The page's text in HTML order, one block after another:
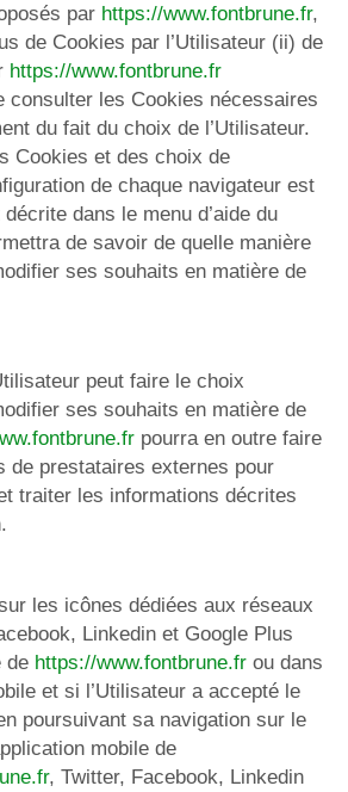
par https://www.fontbrune.fr,
de Cookies par l’Utilisateur (ii) de
https://www.fontbrune.fr
consulter les Cookies nécessaires
du fait du choix de l’Utilisateur.
Cookies et des choix de
de chaque navigateur est
dans le menu d’aide du
de savoir de quelle manière
ses souhaits en matière de
peut faire le choix
ses souhaits en matière de
pourra en outre faire
de prestataires externes pour
traiter les informations décrites
les icônes dédiées aux réseaux
Linkedin et Google Plus
de https://www.fontbrune.fr ou dans
et si l’Utilisateur a accepté le
poursuivant sa navigation sur le
mobile de
, Twitter, Facebook, Linkedin